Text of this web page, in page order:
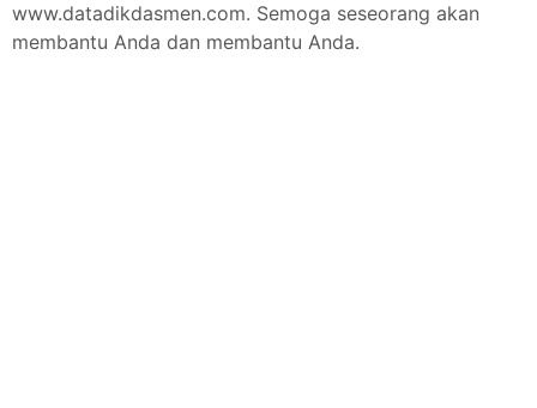
www.datadikdasmen.com. Semoga seseorang akan
membantu Anda dan membantu Anda.